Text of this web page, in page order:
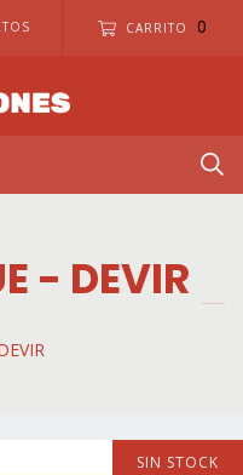
CARRITO 0
- DEVIR
SIN STOCK